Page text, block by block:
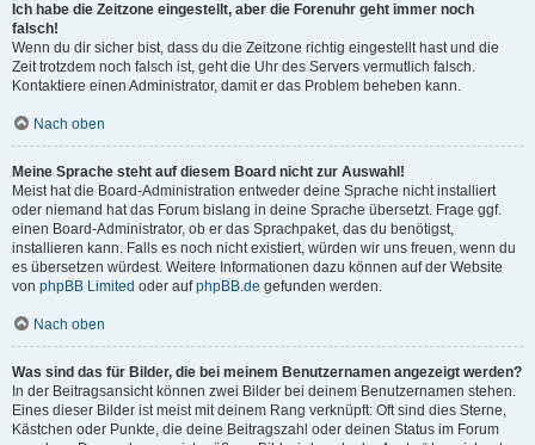
Ich habe die Zeitzone eingestellt, aber die Forenuhr geht immer noch
falsch!
Wenn du dir sicher bist, dass du die Zeitzone richtig eingestellt hast und die
Zeit trotzdem noch falsch ist, geht die Uhr des Servers vermutlich falsch.
Kontaktiere einen Administrator, damit er das Problem beheben kann.
Nach oben
Meine Sprache steht auf diesem Board nicht zur Auswahl!
Meist hat die Board-Administration entweder deine Sprache nicht installiert
oder niemand hat das Forum bislang in deine Sprache übersetzt. Frage ggf.
einen Board-Administrator, ob er das Sprachpaket, das du benötigst,
installieren kann. Falls es noch nicht existiert, würden wir uns freuen, wenn du
es übersetzen würdest. Weitere Informationen dazu können auf der Website
von phpBB Limited oder aufphpBB.de gefunden werden.
Nach oben
Was sind das für Bilder, die bei meinem Benutzernamen angezeigt werden?
In der Beitragsansicht können zwei Bilder bei deinem Benutzernamen stehen.
Eines dieser Bilder ist meist mit deinem Rang verknüpft: Oft sind dies Sterne,
Kästchen oder Punkte, die deine Beitragszahl oder deinen Status im Forum